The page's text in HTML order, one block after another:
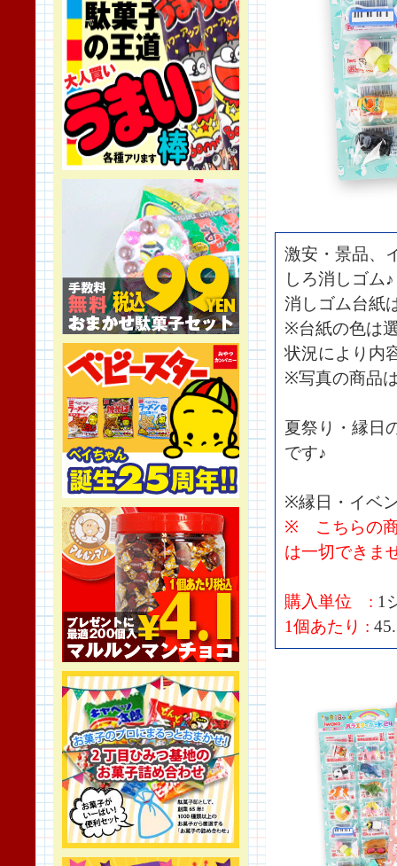
激安・景品、
しろ消しゴム♪
消しゴム台紙
※台紙の色は
状況により内
※写真の商品
夏祭り・縁日
です♪
※縁日・イベ
※ こちらの商
は一切できま
購入単位 : 1
1個あたり :